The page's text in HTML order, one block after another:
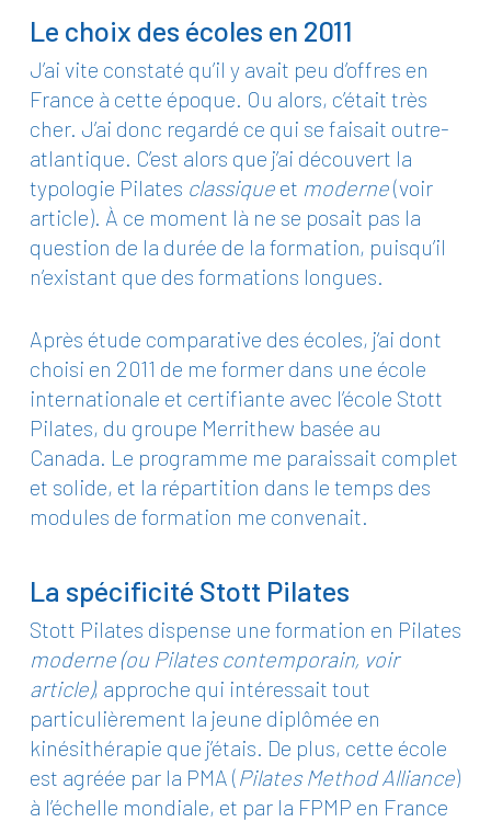
Le choix des écoles en 2011
J’ai vite constaté qu’il y avait peu d’offres en
France à cette époque. Ou alors, c’était très
cher. J’ai donc regardé ce qui se faisait outre-
atlantique. C’est alors que j’ai découvert la
typologie Pilates classiqueet moderne(voir
article). À ce moment là ne se posait pas la
question de la durée de la formation, puisqu’il
n’existant que des formations longues.
Après étude comparative des écoles, j‘ai dont
choisi en 2011 de me former dans une école
internationale et certifiante avec l’école Stott
Pilates, du groupe Merrithew basée au
Canada. Le programme me paraissait complet
et solide, et la répartition dans le temps des
modules de formation me convenait.
La spécificité Stott Pilates
Stott Pilates dispense une formation en Pilates
moderne (ou Pilates contemporain, voir
article), approche qui intéressait tout
particulièrement la jeune diplômée en
kinésithérapie que j’étais. De plus, cette école
est agréée par la PMA (Pilates Method Alliance)
à l’échelle mondiale, et par la FPMP en France